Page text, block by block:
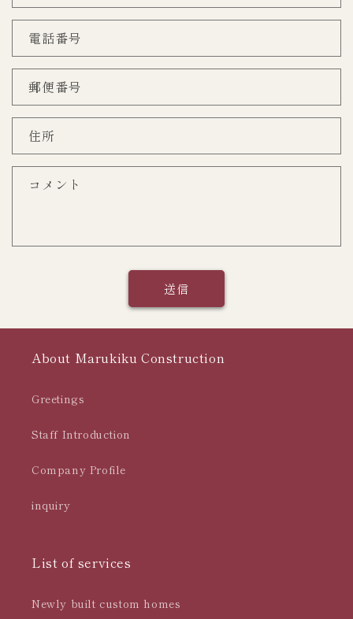
電話番号
郵便番号
住所
コメント
送信
About Marukiku Construction
Greetings
Staff Introduction
Company Profile
inquiry
List of services
Newly built custom homes